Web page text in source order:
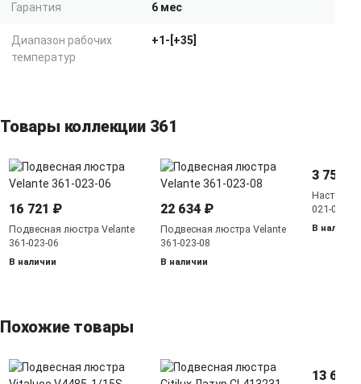
Гарантия 6 мес
Диапазон рабочих
температур
+1-[+35]
Товары коллекции 361
16 721 ₽
Подвесная люстра Velante
361-023-06
В наличии
22 634 ₽
Подвесная люстра Velante
361-023-08
В наличии
3 751 ₽
021-01
В наличии
Похожие товары
13 635